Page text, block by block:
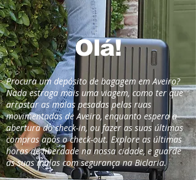
Olá!
Procura um depósito de bagagem em Aveiro?
Nada estraga mais uma viagem, como ter que
arrastar as malas pesadas pelas ruas
movimentadas de Aveiro, enquanto espera a
abertura do check-in, ou fazer as suas últimas
compras após o check-out. Explore as últimas
horas de liberdade na nossa cidade, e guarde
as suas malas com segurança na Biclaria.